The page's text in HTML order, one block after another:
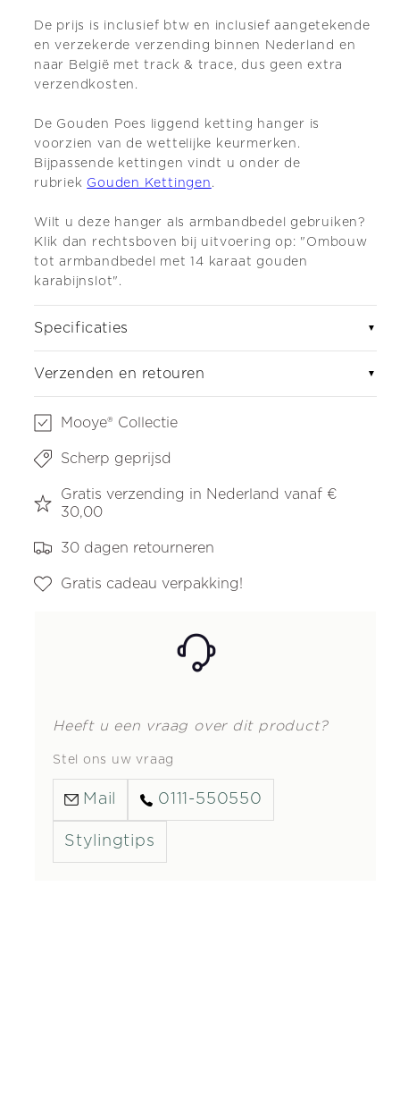
De prijs is inclusief btw en inclusief aangetekende
en verzekerde verzending binnen Nederland en
naar België met track & trace, dus geen extra
verzendkosten.
De Gouden Poes liggend ketting hanger is
voorzien van de wettelijke keurmerken.
Bijpassende kettingen vindt u onder de
rubriek Gouden Kettingen .
Wilt u deze hanger als armbandbedel gebruiken?
Klik dan rechtsboven bij uitvoering op: "Ombouw
tot armbandbedel met 14 karaat gouden
karabijnslot".
Specificaties ▼
Verzenden en retouren ▼
Mooye® Collectie
Scherp geprijsd
Gratis verzending in Nederland vanaf €
30,00
30 dagen retourneren
Gratis cadeau verpakking!
Heeft u een vraag over dit product?
Stel ons uw vraag
Mail 0111-550550
Stylingtips